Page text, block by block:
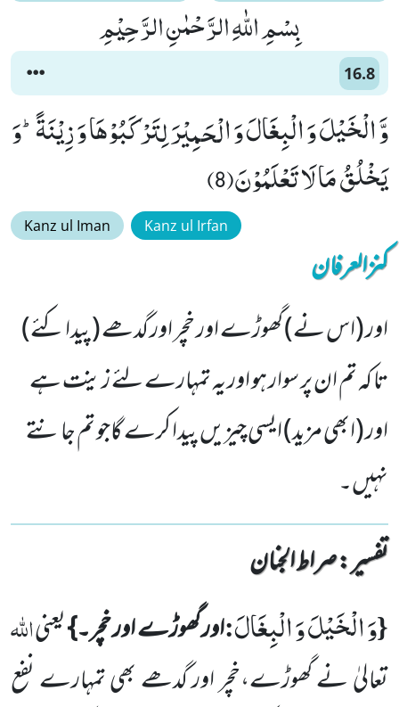
بِسْمِ اللّٰهِ الرَّحْمٰنِ الرَّحِیْمِ
16.8
وَّ الْخَیْلَ وَ الْبِغَالَ وَ الْحَمِیْرَ لِتَرْكَبُوْهَا وَ زِیْنَةًؕ-وَ
یَخْلُقُ مَا لَا تَعْلَمُوْنَ(8)
Kanz ul Iman Kanz ul Irfan
کنزالعرفان
اور (اس نے) گھوڑے اور خچر اور گدھے (پیدا کئے)
تا کہ تم ان پر سوار ہو اور یہ تمہارے لئے زینت ہے
اور (ابھی مزید) ایسی چیزیں پیدا کرے گاجو تم جانتے
نہیں۔
تفسیر : ‎صراط الجنان
{وَ الْخَیْلَ وَ الْبِغَالَ:اور گھوڑے اور خچر۔}یعنیاللّٰہ
تعالیٰ نے گھوڑے،خچر اور گدھے بھی تمہارے نفع